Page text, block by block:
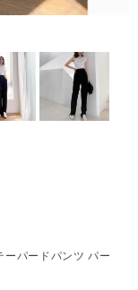
ーパードパンツ パー